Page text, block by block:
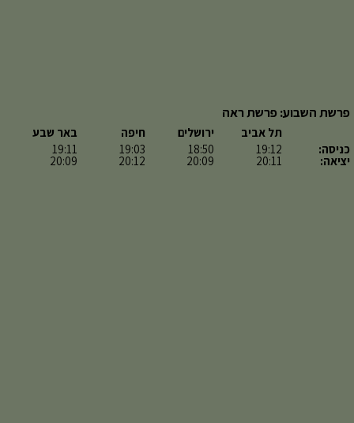
פרשת השבוע: פרשת ראה
כניסה:
יציאה:
תל אביב
19:12
20:11
ירושלים
18:50
20:09
חיפה
19:03
20:12
באר שבע
19:11
20:09